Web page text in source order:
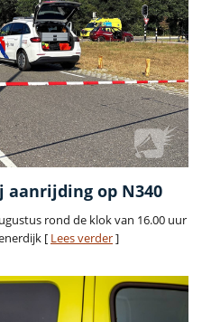
aanrijding op N340
rond de klok van 16.00 uur
[ Lees verder]